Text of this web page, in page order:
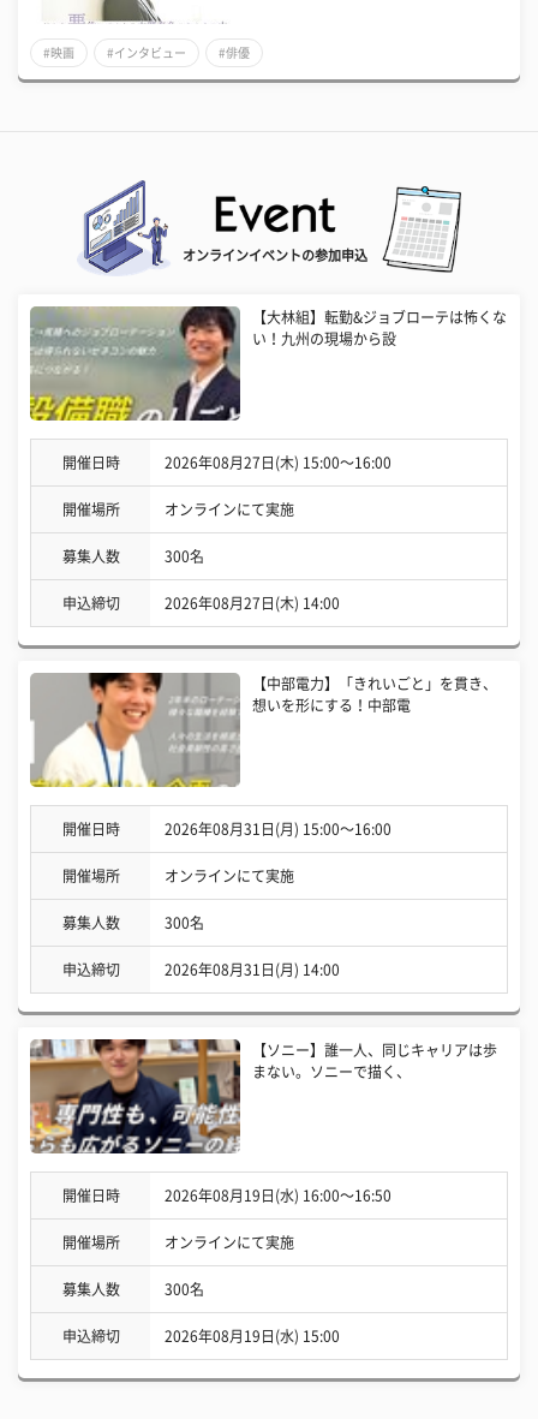
#映画 #インタビュー #俳優
オンラインイベントの参加申込
【大林組】転勤&ジョブローテは怖くな
い！九州の現場から設
開催日時 2026年08月27日(木) 15:00〜16:00
開催場所 オンラインにて実施
募集人数 300名
申込締切 2026年08月27日(木) 14:00
【中部電力】「きれいごと」を貫き、
想いを形にする！中部電
開催日時 2026年08月31日(月) 15:00〜16:00
開催場所 オンラインにて実施
募集人数 300名
申込締切 2026年08月31日(月) 14:00
【ソニー】誰一人、同じキャリアは歩
まない。ソニーで描く、
開催日時 2026年08月19日(水) 16:00〜16:50
開催場所 オンラインにて実施
募集人数 300名
申込締切 2026年08月19日(水) 15:00